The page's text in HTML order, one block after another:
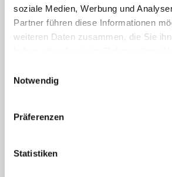
soziale Medien, Werbung und
Partner führen diese Informationen
weiteren Daten zusammen, die Sie
Notwendig
Präferenzen
Statistiken